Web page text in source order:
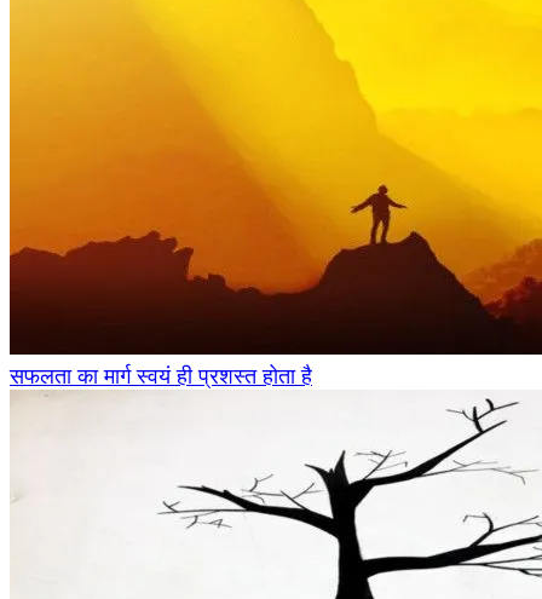
सफलता का मार्ग स्वयं ही प्रशस्त होता है